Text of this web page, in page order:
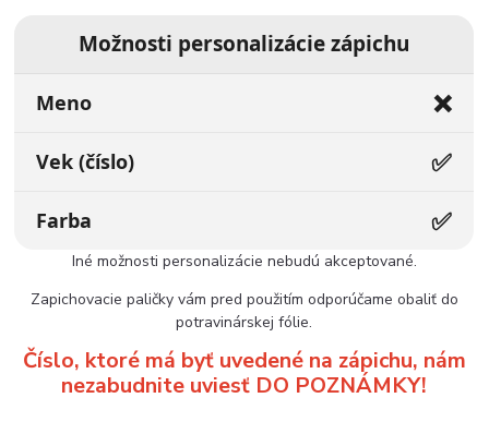
Možnosti personalizácie zápichu
Meno ❌
Vek (číslo) ✅
Farba ✅
Iné možnosti personalizácie nebudú akceptované.
Zapichovacie paličky vám pred použitím odporúčame obaliť do
potravinárskej fólie.
Číslo, ktoré má byť uvedené na zápichu, nám
nezabudnite uviesť DO POZNÁMKY!